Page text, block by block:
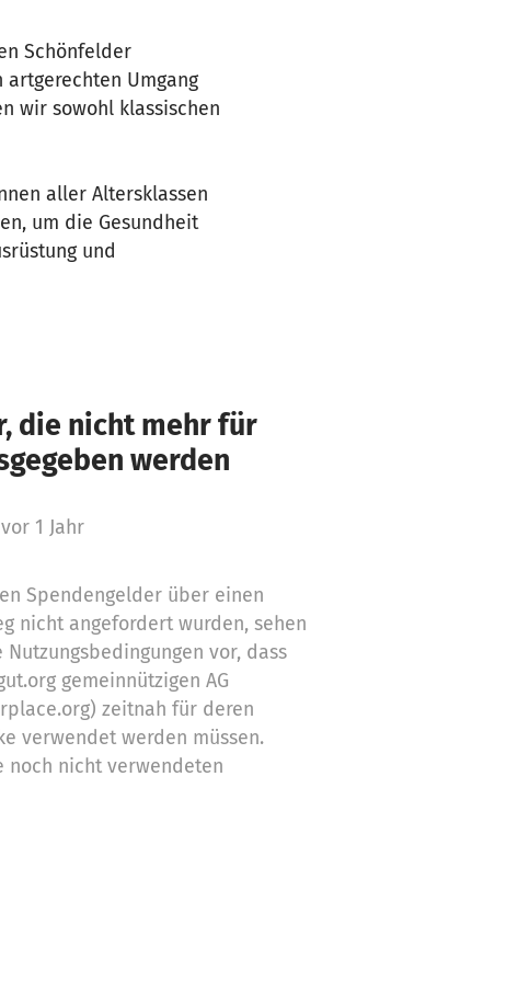
Schönfelder
artgerechten Umgang
wir sowohl klassischen
aller Altersklassen
um die Gesundheit
und
die nicht mehr für
werden
vor 1 Jahr
Spendengelder über einen
nicht angefordert wurden, sehen
Nutzungsbedingungen vor, dass
gemeinnützigen AG
zeitnah für deren
verwendet werden müssen.
noch nicht verwendeten
Zwecke ein